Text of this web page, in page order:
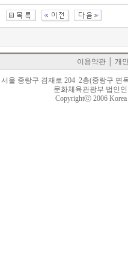
이용약관 │개
서울 중랑구 겸재로 204 2층(중랑구 면
문화체육관광부 법인
Copyrightⓒ 2006 Korea